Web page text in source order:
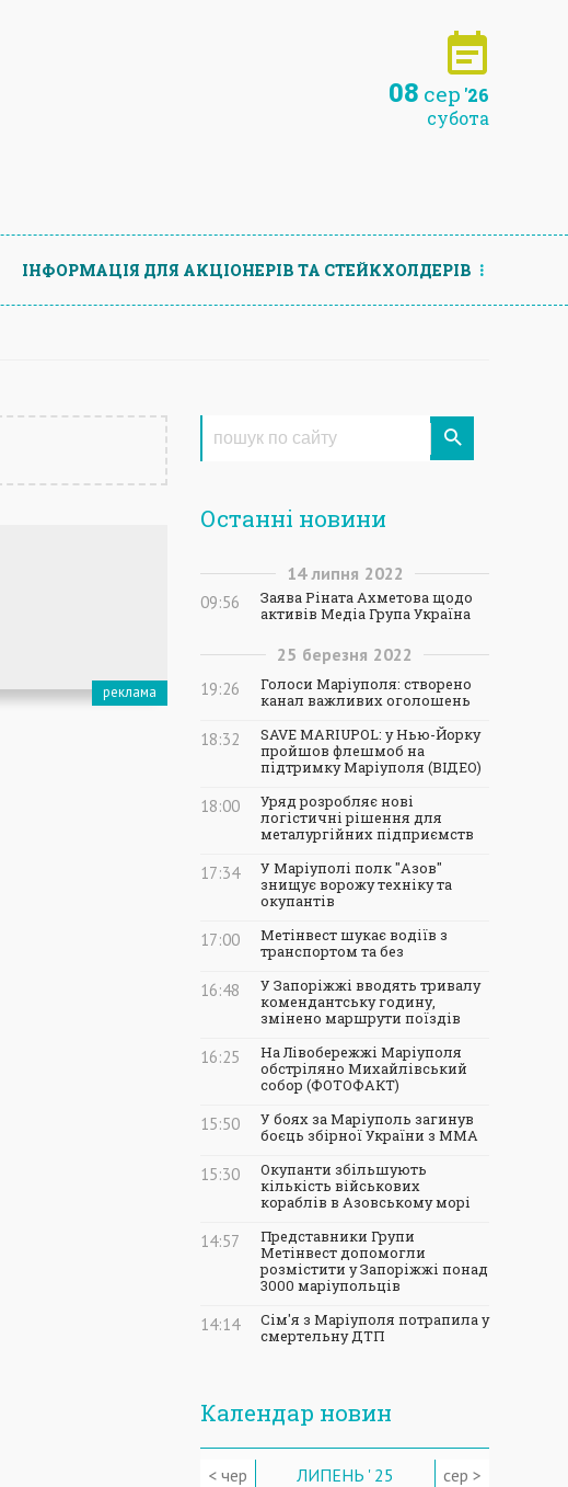
08 сер '26
субота
ІНФОРМАЦIЯ ДЛЯ АКЦIОНЕРIВ ТА СТЕЙКХОЛДЕРIВ
Останні новини
14 липня 2022
09:56
Заява Ріната Ахметова щодо
активів Медіа Група Україна
25 березня 2022
19:26
Голоси Маріуполя: створено
канал важливих оголошень
18:32
SAVE MARIUPOL: у Нью-Йорку
пройшов флешмоб на
підтримку Маріуполя (ВІДЕО)
18:00
Уряд розробляє нові
логістичні рішення для
металургійних підприємств
17:34
У Маріуполі полк "Азов"
знищує ворожу техніку та
окупантів
17:00
Метінвест шукає водіїв з
транспортом та без
16:48
У Запоріжжі вводять тривалу
комендантську годину,
змінено маршрути поїздів
16:25
На Лівобережжі Маріуполя
обстріляно Михайлівський
собор (ФОТОФАКТ)
15:50
У боях за Маріуполь загинув
боєць збірної України з ММА
15:30
Окупанти збільшують
кількість військових
кораблів в Азовському морі
14:57
Представники Групи
Метінвест допомогли
розмістити у Запоріжжі понад
3000 маріупольців
14:14
Сім'я з Маріуполя потрапила у
смертельну ДТП
Календар новин
< чер ЛИПЕНЬ ' 25 сер >